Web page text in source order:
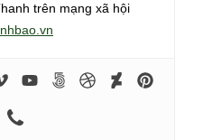
trên mạng xã hội